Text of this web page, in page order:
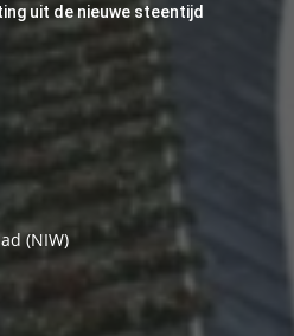
uit de nieuwe steentijd
(NIW)